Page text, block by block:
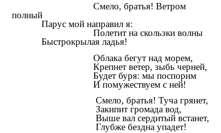
Смело, братья! Ветром
полный
Парус мой направил я:
Полетит на скользки волны
Быстрокрылая ладья!
Облака бегут над морем,
Крепнет ветер, зыбь черней,
Будет буря: мы поспорим
И помужествуем с ней!
Смело, братья! Туча грянет,
Закипит громада вод,
Выше вал сердитый встанет,
Глубже бездна упадет!